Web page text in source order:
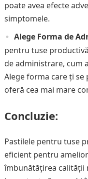
poate avea efecte
simptomele.
Alege Forma de
pentru tuse
de administrare, cum
Alege forma care ți se
oferă cea mai mare
Concluzie:
Pastilele pentru tuse
eficient pentru
îmbunătățirea calității